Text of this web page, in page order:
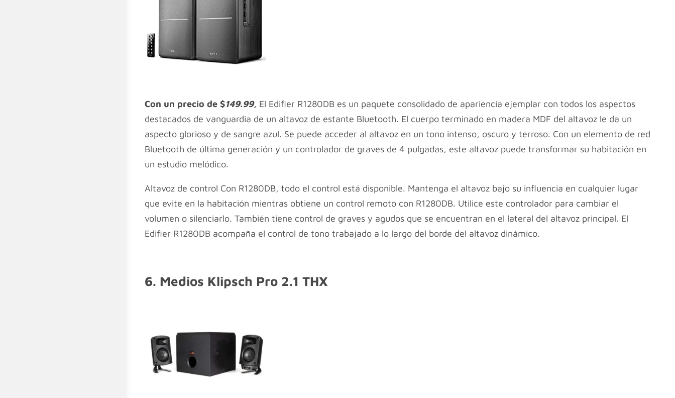
Con un precio de $149.99, El Edifier R1280DB es un paquete consolidado de apariencia ejemplar con todos los aspectos
destacados de vanguardia de un altavoz de estante Bluetooth. El cuerpo terminado en madera MDF del altavoz le da un
aspecto glorioso y de sangre azul. Se puede acceder al altavoz en un tono intenso, oscuro y terroso. Con un elemento de red
Bluetooth de última generación y un controlador de graves de 4 pulgadas, este altavoz puede transformar su habitación en
un estudio melódico.
Altavoz de control Con R1280DB, todo el control está disponible. Mantenga el altavoz bajo su influencia en cualquier lugar
que evite en la habitación mientras obtiene un control remoto con R1280DB. Utilice este controlador para cambiar el
volumen o silenciarlo. También tiene control de graves y agudos que se encuentran en el lateral del altavoz principal. El
Edifier R1280DB acompaña el control de tono trabajado a lo largo del borde del altavoz dinámico.
6. Medios Klipsch Pro 2.1 THX